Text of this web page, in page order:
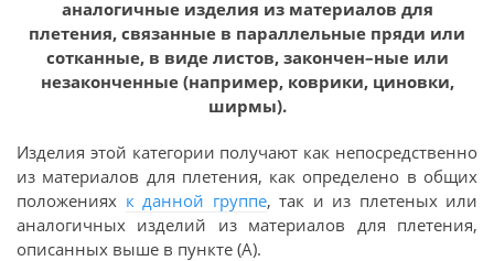
аналогичные изделия из материалов для
плетения, связанные в параллельные пряди или
сотканные, в виде листов, закончен–ные или
незаконченные (например, коврики, циновки,
ширмы).
Изделия этой категории получают как непосредственно
из материалов для плетения, как определено в общих
положениях к данной группе, так и из плетеных или
аналогичных изделий из материалов для плетения,
описанных выше в пункте (А).